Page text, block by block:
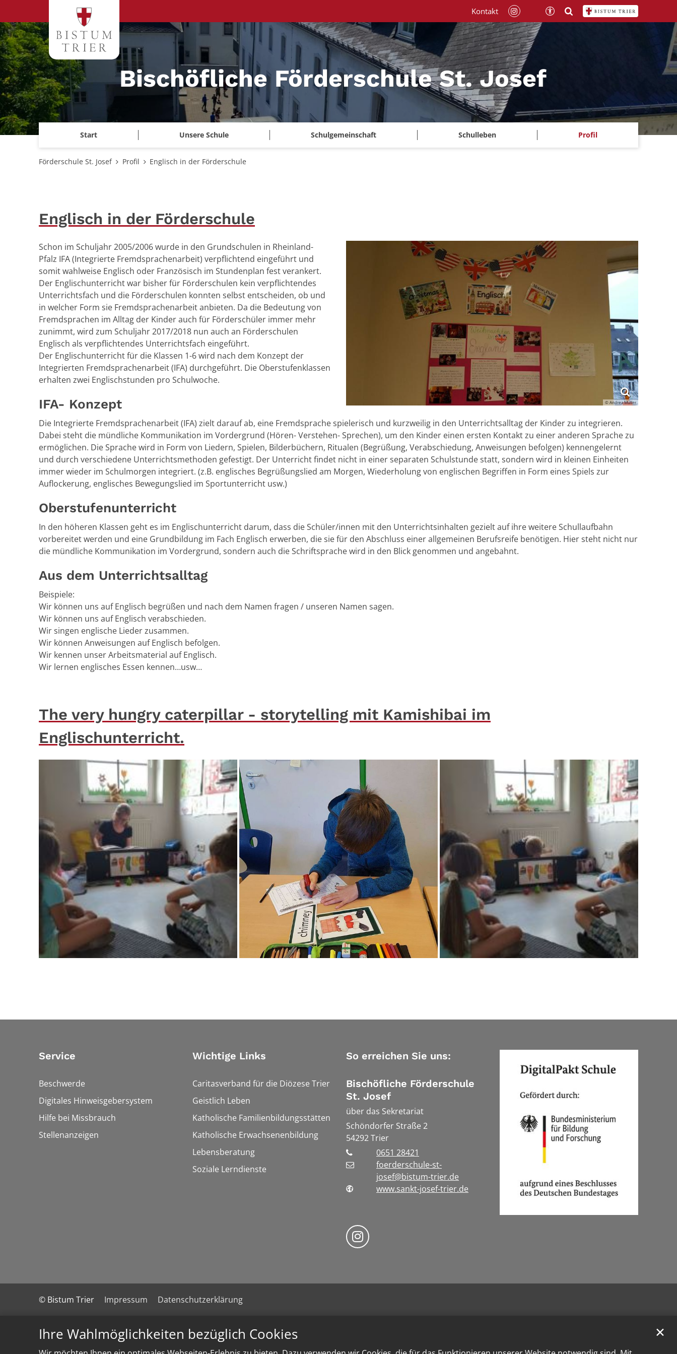
Ihre Wahlmöglichkeiten bezüglich Cookies ✕
Bischöfliche Förderschule St. Josef
Start Unsere Schule Schulgemeinschaft Schulleben Profil
Kontakt
Förderschule St. Josef Profil Englisch in der Förderschule
Englisch in der Förderschule
© Andrea Müller
Schon im Schuljahr 2005/2006 wurde in den Grundschulen in Rheinland-
Pfalz IFA (Integrierte Fremdsprachenarbeit) verpflichtend eingeführt und
somit wahlweise Englisch oder Französisch im Stundenplan fest verankert.
Der Englischunterricht war bisher für Förderschulen kein verpflichtendes
Unterrichtsfach und die Förderschulen konnten selbst entscheiden, ob und
in welcher Form sie Fremdsprachenarbeit anbieten. Da die Bedeutung von
Fremdsprachen im Alltag der Kinder auch für Förderschüler immer mehr
zunimmt, wird zum Schuljahr 2017/2018 nun auch an Förderschulen
Englisch als verpflichtendes Unterrichtsfach eingeführt.
Der Englischunterricht für die Klassen 1-6 wird nach dem Konzept der
Integrierten Fremdsprachenarbeit (IFA) durchgeführt. Die Oberstufenklassen
erhalten zwei Englischstunden pro Schulwoche.
IFA- Konzept
Die Integrierte Fremdsprachenarbeit (IFA) zielt darauf ab, eine Fremdsprache spielerisch und kurzweilig in den Unterrichtsalltag der Kinder zu integrieren.
Dabei steht die mündliche Kommunikation im Vordergrund (Hören- Verstehen- Sprechen), um den Kinder einen ersten Kontakt zu einer anderen Sprache zu
ermöglichen. Die Sprache wird in Form von Liedern, Spielen, Bilderbüchern, Ritualen (Begrüßung, Verabschiedung, Anweisungen befolgen) kennengelernt
und durch verschiedene Unterrichtsmethoden gefestigt. Der Unterricht findet nicht in einer separaten Schulstunde statt, sondern wird in kleinen Einheiten
immer wieder im Schulmorgen integriert. (z.B. englisches Begrüßungslied am Morgen, Wiederholung von englischen Begriffen in Form eines Spiels zur
Auflockerung, englisches Bewegungslied im Sportunterricht usw.)
Oberstufenunterricht
In den höheren Klassen geht es im Englischunterricht darum, dass die Schüler/innen mit den Unterrichtsinhalten gezielt auf ihre weitere Schullaufbahn
vorbereitet werden und eine Grundbildung im Fach Englisch erwerben, die sie für den Abschluss einer allgemeinen Berufsreife benötigen. Hier steht nicht nur
die mündliche Kommunikation im Vordergrund, sondern auch die Schriftsprache wird in den Blick genommen und angebahnt.
Aus dem Unterrichtsalltag
Beispiele:
Wir können uns auf Englisch begrüßen und nach dem Namen fragen / unseren Namen sagen.
Wir können uns auf Englisch verabschieden.
Wir singen englische Lieder zusammen.
Wir können Anweisungen auf Englisch befolgen.
Wir kennen unser Arbeitsmaterial auf Englisch.
Wir lernen englisches Essen kennen…usw…
The very hungry caterpillar - storytelling mit Kamishibai im
Englischunterricht.
Service
Beschwerde
Digitales Hinweisgebersystem
Hilfe bei Missbrauch
Stellenanzeigen
Wichtige Links
Caritasverband für die Diözese Trier
Geistlich Leben
Katholische Familienbildungsstätten
Katholische Erwachsenenbildung
Lebensberatung
Soziale Lerndienste
So erreichen Sie uns:
Bischöfliche Förderschule
St. Josef
über das Sekretariat
Schöndorfer Straße 2
54292Trier
0651 28421
foerderschule-st-
josef@bistum-trier.de
www.sankt-josef-trier.de
Folge uns auf Instragram
© Bistum Trier Impressum Datenschutzerklärung